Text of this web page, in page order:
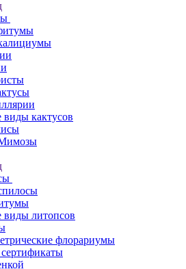
виды кактусов
виды литопсов
флорариумы